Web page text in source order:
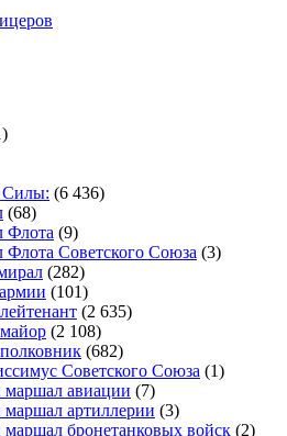
Силы: (6 436)
(68)
Флота (9)
Флота Советского Союза (3)
(282)
(101)
(2 635)
(2 108)
(682)
Советского Союза (1)
маршал авиации (7)
артиллерии (3)
бронетанковых войск (2)